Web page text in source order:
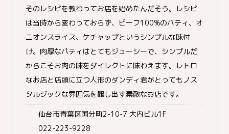
そのレシピを教わってお店を始めたんだそう。レシピ
は当時から変わっておらず、ビーフ100%のパティ、オ
ニオンスライス、ケチャップというシンプルな味付
け。肉厚なパティはとてもジューシーで、シンプルだ
からこそお肉の味をダイレクトに味わえます。レトロ
なお店と店頭に立つ人形のダンディ君がとってもノス
タルジックな雰囲気を醸し出す素敵なお店です。
仙台市青葉区国分町2-10-7 大内ビル1F
022-223-9228